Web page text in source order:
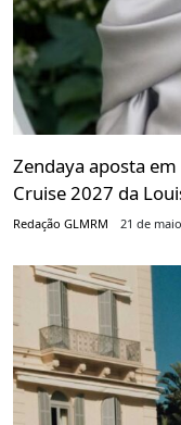
Zendaya aposta
Cruise 2027 da
Redação GLMRM 21 de